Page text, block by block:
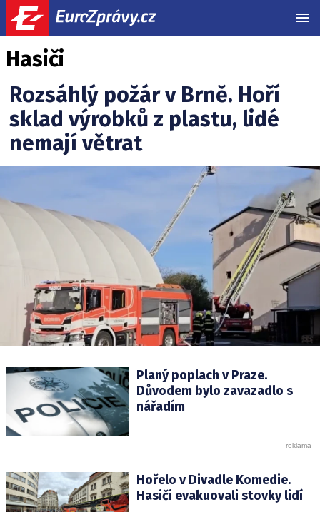
Hasiči
Rozsáhlý požár v Brně. Hoří
sklad výrobků z plastu, lidé
nemají větrat
Planý poplach v Praze.
Důvodem bylo zavazadlo s
nářadím
Hořelo v Divadle Komedie.
Hasiči evakuovali stovky lidí